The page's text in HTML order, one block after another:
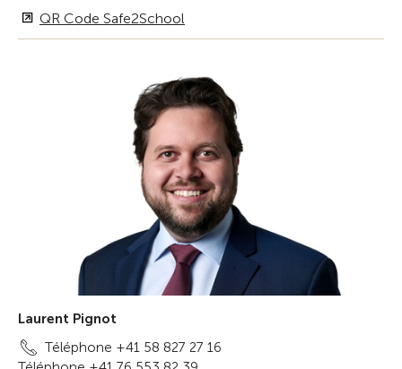
QR Code Safe2School
Laurent Pignot
Téléphone +41 58 827 27 16